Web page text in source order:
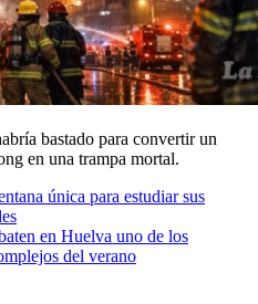
bastado para convertir un
en una trampa mortal.
única para estudiar sus
en Huelva uno de los
del verano